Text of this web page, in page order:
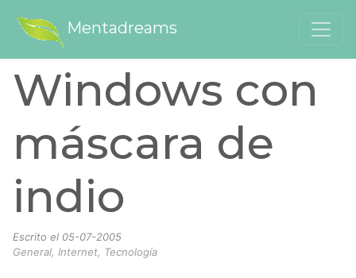
Mentadreams
Windows con
máscara de
indio
Escrito el 05-07-2005
General, Internet, Tecnología